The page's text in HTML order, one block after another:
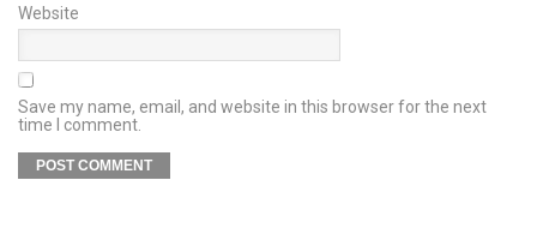
Website
Save my name, email, and website in this browser for the next
time I comment.